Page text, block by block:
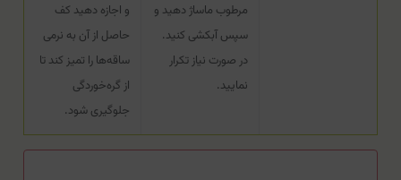
مرطوب ماساژ دهید و
سپس آبکشی کنید.
در صورت نیاز تکرار
نمایید.
و اجازه دهید کف
حاصل از آن به نرمی
ساقه‌ها را تمیز کند تا
از گره‌خوردگی
جلوگیری شود.